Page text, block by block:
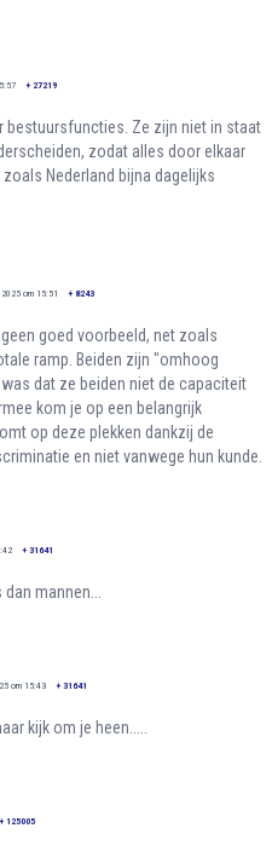
+ 27219
bestuursfuncties. Ze zijn niet in staat
zodat alles door elkaar
Nederland bijna dagelijks
om 15:51 + 8243
goed voorbeeld, net zoals
ramp. Beiden zijn "omhoog
dat ze beiden niet de capaciteit
kom je op een belangrijk
op deze plekken dankzij de
en niet vanwege hun kunde.
+ 31641
mannen...
om 15:43 + 31641
kijk om je heen.....
+ 125005